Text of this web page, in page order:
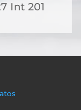
Int 201